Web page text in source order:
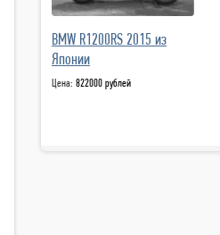
BMW R1200RS 2015 из
Японии
Цена: 822000 рублей